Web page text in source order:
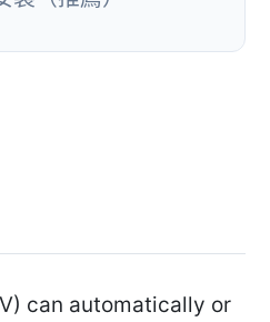
can automatically or